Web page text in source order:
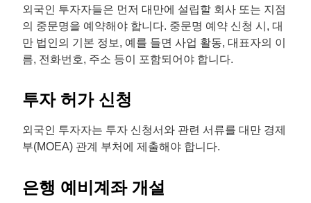
외국인 투자자들은 먼저 대만에 설립할 회사 또는 지점
의 중문명을 예약해야 합니다. 중문명 예약 신청 시, 대
만 법인의 기본 정보, 예를 들면 사업 활동, 대표자의 이
름, 전화번호, 주소 등이 포함되어야 합니다.
투자 허가 신청
외국인 투자자는 투자 신청서와 관련 서류를 대만 경제
부(MOEA) 관계 부처에 제출해야 합니다.
은행 예비계좌 개설